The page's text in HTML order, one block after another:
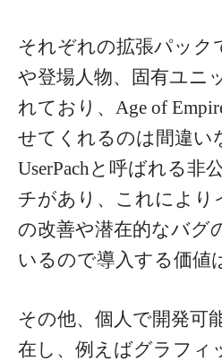
それぞれの拡張パック
や登場人物、固有ユニ
れており、Age of
せてくれるのは間違い
UserPachと呼ばれる非
チがあり、これにより
の改善や潜在的なバグ
いるので導入する価値
その他、個人で開発可
在し、例えばグラフィ